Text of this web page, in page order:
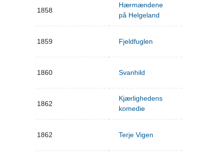
1858
Hærmændene
på Helgeland
1859 Fjeldfuglen
1860 Svanhild
1862
Kjærlighedens
komedie
1862 Terje Vigen